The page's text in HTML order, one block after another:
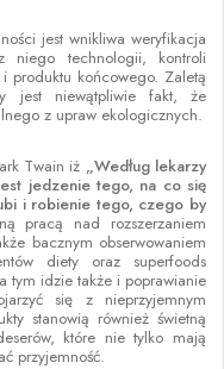
jest wnikliwa weryfikacja
niego technologii, kontroli
produktu końcowego. Zaletą
jest niewątpliwie fakt, że
z upraw ekologicznych.
Twain iż „Według lekarzy
jedzenie tego, na co się
i robienie tego, czego by
pracą nad rozszerzaniem
bacznym obserwowaniem
diety oraz superfoods
tym idzie także i poprawianie
się z nieprzyjemnym
stanowią również świetną
które nie tylko mają
przyjemność.